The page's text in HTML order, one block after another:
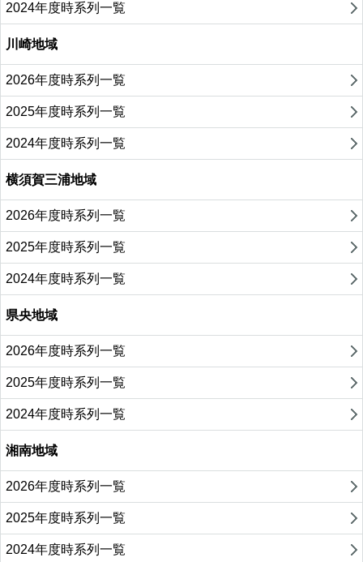
2024年度時系列一覧
川崎地域
2026年度時系列一覧
2025年度時系列一覧
2024年度時系列一覧
横須賀三浦地域
2026年度時系列一覧
2025年度時系列一覧
2024年度時系列一覧
県央地域
2026年度時系列一覧
2025年度時系列一覧
2024年度時系列一覧
湘南地域
2026年度時系列一覧
2025年度時系列一覧
2024年度時系列一覧